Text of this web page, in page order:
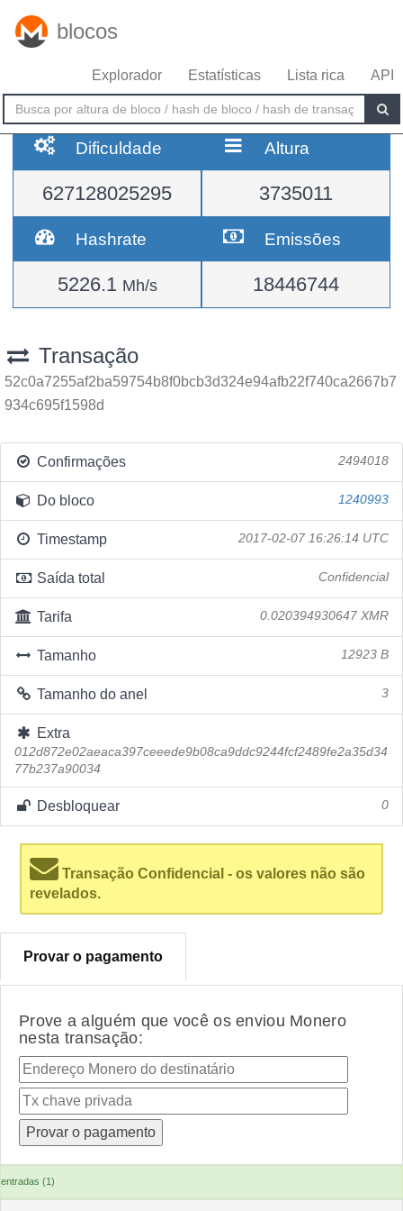
blocos
Explorador Estatísticas Lista rica API
Dificuldade
627128025295
Altura
3735011
Hashrate
5226.1 Mh/s
Emissões
18446744
Transação
52c0a7255af2ba59754b8f0bcb3d324e94afb22f740ca2667b7
934c695f1598d
Confirmações 2494018
Do bloco 1240993
Timestamp 2017-02-07 16:26:14 UTC
Saída total Confidencial
Tarifa 0.020394930647 XMR
Tamanho 12923 B
Tamanho do anel 3
Extra
012d872e02aeaca397ceeede9b08ca9ddc9244fcf2489fe2a35d34
77b237a90034
Desbloquear 0
Transação Confidencial - os valores não são
revelados.
Provar o pagamento
Prove a alguém que você os enviou Monero
nesta transação:
entradas (1)